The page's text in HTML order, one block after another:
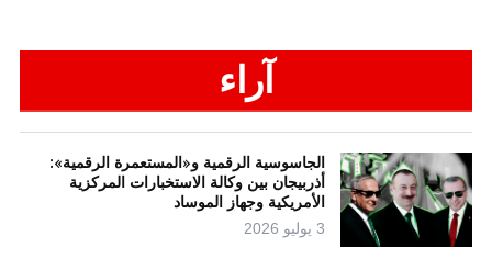
آراء
الجاسوسية الرقمية و«المستعمرة الرقمية»:
أذربيجان بين وكالة الاستخبارات المركزية
الأمريكية وجهاز الموساد
3 يوليو 2026